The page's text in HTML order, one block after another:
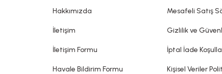
Sitemizde belirtilen açıklamalar, üretici, ithalatçı firmaların
gerçekleşeceği ya da yan etkileri olmadığı anlamını taşımaz.
Hakkımızda
İletişim
İletişim Formu
Havale Bildirim Formu
Mesafeli Satış
Gizlilik ve
İptal İade
Kişisel Veriler